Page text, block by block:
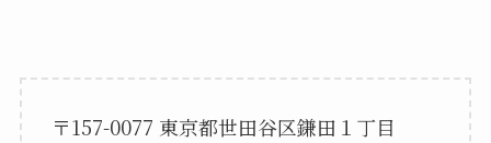
〒157-0077 東京都世田谷区鎌田１丁目